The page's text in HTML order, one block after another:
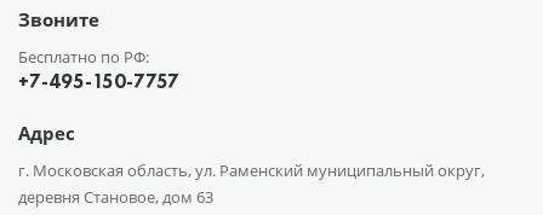
Звоните
Бесплатно по РФ:
+7-495-150-7757
Адрес
г. Московская область, ул. Раменский муниципальный округ,
деревня Становое, дом 63